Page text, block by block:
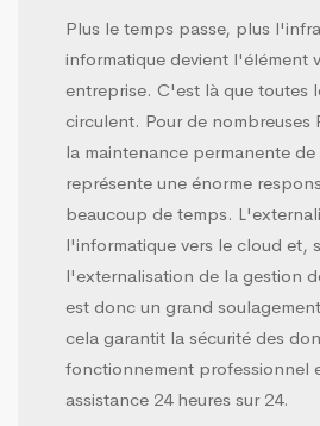
Plus le temps passe, plus
informatique devient l'élément
entreprise. C'est là que toutes
circulent. Pour de nombreuses
la maintenance permanente
représente une énorme
beaucoup de temps.
l'informatique vers le cloud et,
l'externalisation de la gestion
est donc un grand
cela garantit la sécurité des
fonctionnement professionnel
assistance 24 heures sur 24.